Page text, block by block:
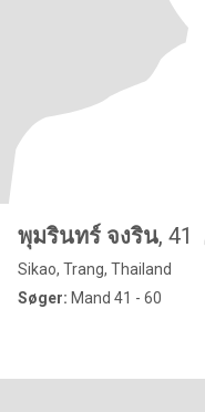
พุมรินทร์ จงริน, 41
Sikao, Trang, Thailand
Søger: Mand 41 - 60